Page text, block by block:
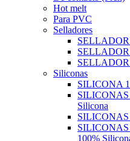
Hot melt
Para PVC
Selladores
Siliconas
SILICONA
SILICONAS
Silicona
SILICONAS
SILICONAS
100%